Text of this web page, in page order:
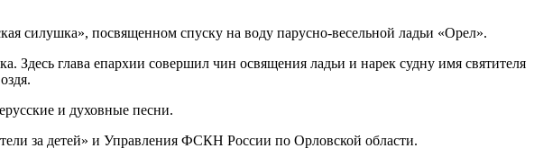
силушка», посвященном спуску на воду парусно-весельной ладьи «Орел».
Здесь глава епархии совершил чин освящения ладьи и нарек судну имя святителя
и духовные песни.
за детей» и Управления ФСКН России по Орловской области.